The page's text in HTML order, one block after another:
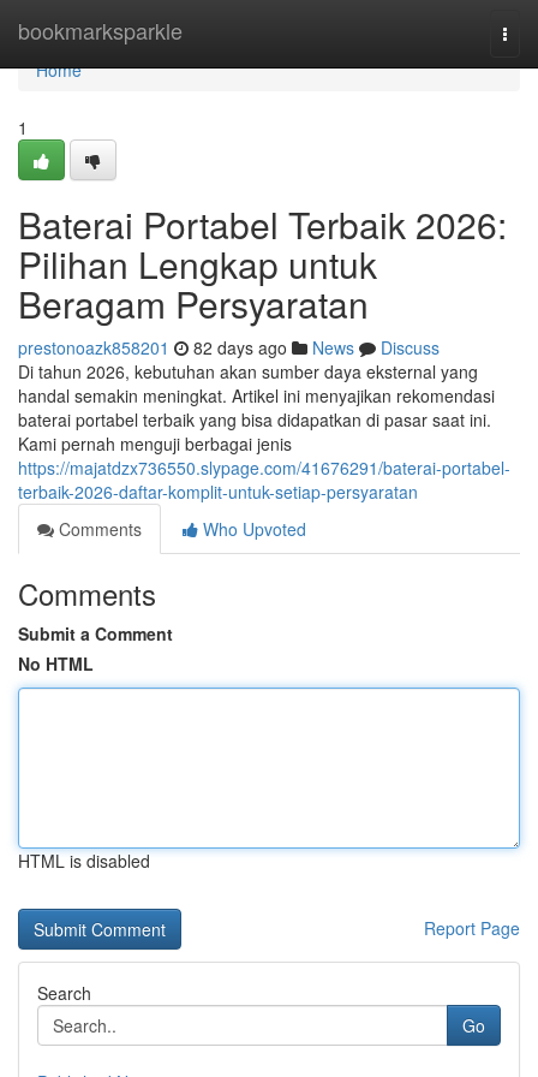
bookmarksparkle
Home
Home
1
Baterai Portabel Terbaik 2026:
Pilihan Lengkap untuk
Beragam Persyaratan
prestonoazk858201 82 days ago News
Discuss
Di tahun 2026, kebutuhan akan sumber daya eksternal yang
handal semakin meningkat. Artikel ini menyajikan rekomendasi
baterai portabel terbaik yang bisa didapatkan di pasar saat ini.
Kami pernah menguji berbagai jenis
https://majatdzx736550.slypage.com/41676291/baterai-portabel-
terbaik-2026-daftar-komplit-untuk-setiap-persyaratan
Comments
Who Upvoted
Comments
Submit a Comment
No HTML
HTML is disabled
Report Page
Search
Go